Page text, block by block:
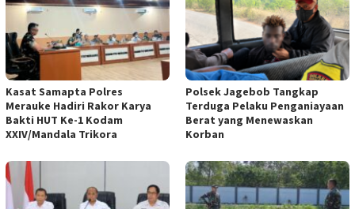
Kasat Samapta Polres
Merauke Hadiri Rakor Karya
Bakti HUT Ke-1 Kodam
XXIV/Mandala Trikora
Polsek Jagebob Tangkap
Terduga Pelaku Penganiayaan
Berat yang Menewaskan
Korban